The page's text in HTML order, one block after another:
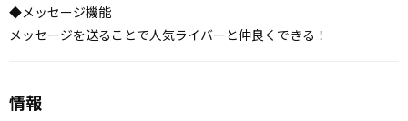
◆メッセージ機能
メッセージを送ることで人気ライバーと仲良くできる！
情報